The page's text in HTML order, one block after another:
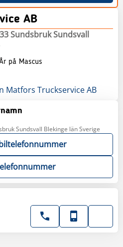
AB
Sundsbruk Sundsvall
på Mascus
Matfors Truckservice AB
Sundsvall Blekinge län Sverige